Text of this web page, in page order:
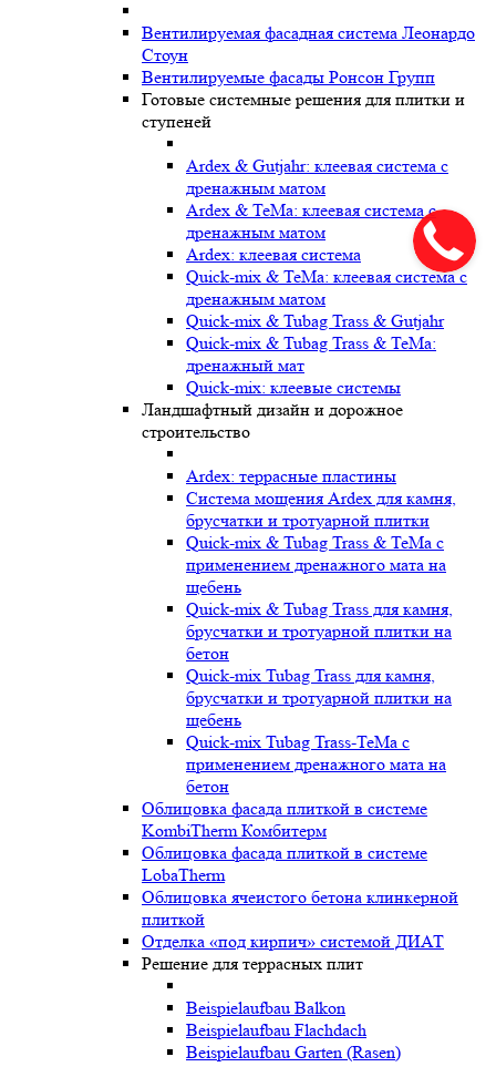
Вентилируемая фасадная система Леонардо
Стоун
Вентилируемые фасады Ронсон Групп
Готовые системные решения для плитки и
ступеней
Ardex & Gutjahr: клеевая система с
дренажным матом
Ardex & TeMa: клеевая система с
дренажным матом
Ardex: клеевая система
Quick-mix & TeMa: клеевая система с
дренажным матом
Quick-mix & Tubag Trass & Gutjahr
Quick-mix & Tubag Trass & TeMa:
дренажный мат
Quick-mix: клеевые системы
Ландшафтный дизайн и дорожное
строительство
Ardex: террасные пластины
Cистема мощения Ardex для камня,
брусчатки и тротуарной плитки
Quick-mix & Tubag Trass & TeMa с
применением дренажного мата на
щебень
Quick-mix & Tubag Trass для камня,
брусчатки и тротуарной плитки на
бетон
Quick-mix Tubag Trass для камня,
брусчатки и тротуарной плитки на
щебень
Quick-mix Tubag Trass-TeMa с
применением дренажного мата на
бетон
Облицовка фасада плиткой в системе
KombiTherm Комбитерм
Облицовка фасада плиткой в системе
LobaTherm
Облицовка ячеистого бетона клинкерной
плиткой
Отделка «под кирпич» системой ДИАТ
Решение для террасных плит
Beispielaufbau Balkon
Beispielaufbau Flachdach
Beispielaufbau Garten (Rasen)